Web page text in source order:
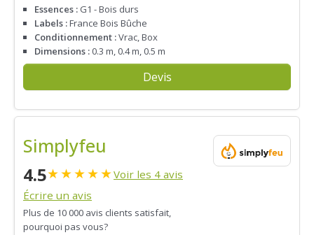
Essences : G1 - Bois durs
Labels :France Bois Bûche
Conditionnement :Vrac, Box
Dimensions : 0.3 m, 0.4 m, 0.5 m
Devis
Simplyfeu
4.5★★★★★Voir les 4 avis
Écrire un avis
Plus de 10 000 avis clients satisfait,
pourquoi pas vous?